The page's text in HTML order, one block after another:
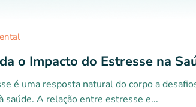
o Impacto do Estresse na
é uma resposta natural do corpo a
saúde. A relação entre estresse e...